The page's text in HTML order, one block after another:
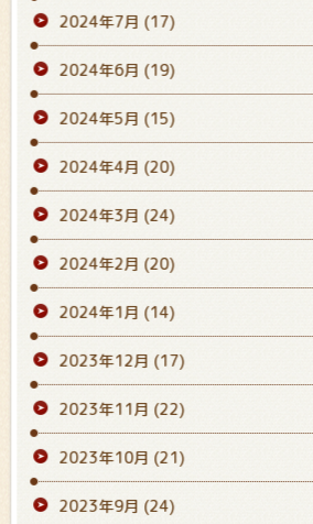
2024年7月 (17)
2024年6月 (19)
2024年5月 (15)
2024年4月 (20)
2024年3月 (24)
2024年2月 (20)
2024年1月 (14)
2023年12月 (17)
2023年11月 (22)
2023年10月 (21)
2023年9月 (24)